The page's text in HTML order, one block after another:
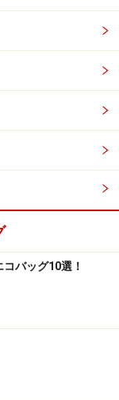
入可能（1ポン
は、A4サイズで
をご確認くださ
「
分注意を払ってく
バッグ10選！